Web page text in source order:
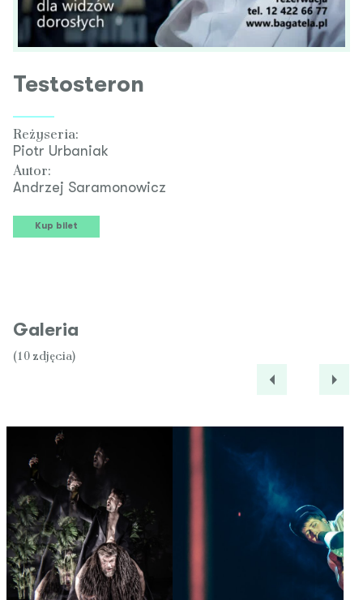
Testosteron
Reżyseria:
Piotr Urbaniak
Autor:
Andrzej Saramonowicz
Kup bilet
Galeria
(10 zdjęcia)